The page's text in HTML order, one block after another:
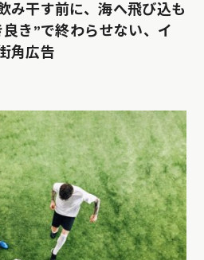
み干す前に、海へ飛び込も
き”で終わらせない、イ
角広告